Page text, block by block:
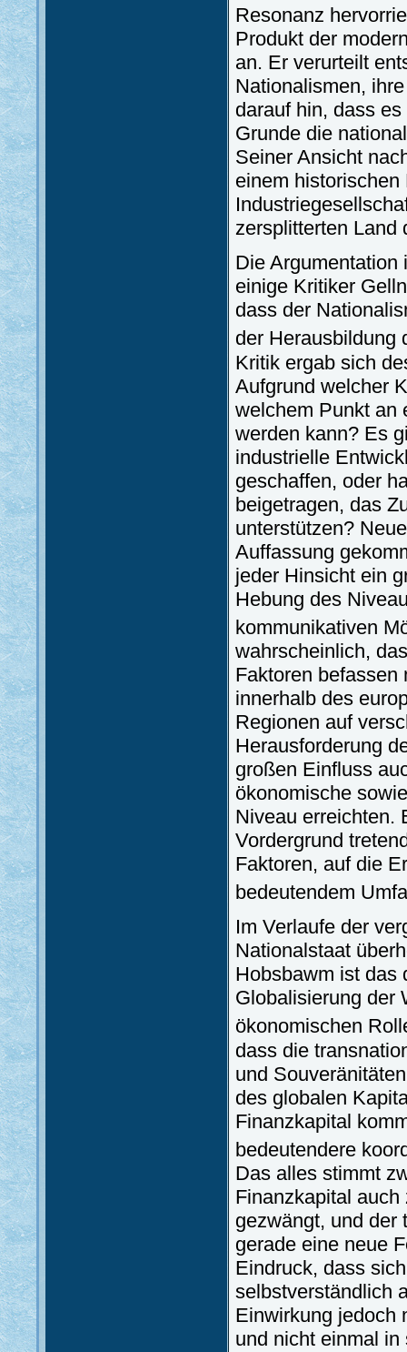
Resonanz
Produkt der
an. Er verurteilt
Nationalismen,
darauf hin, dass
Grunde die
Seiner Ansicht
einem
zersplitterten Land
Die Argumentation
einige Kritiker
dass der
der Herausbildung
Kritik ergab sich
Aufgrund welcher
welchem Punkt an
werden kann? Es
industrielle
geschaffen, oder
beigetragen, das
unterstützen?
Auffassung
jeder Hinsicht ein
Hebung des
kommunikativen
wahrscheinlich,
Faktoren
innerhalb des
Regionen auf
Herausforderung
großen Einfluss
ökonomische
Niveau erreichten.
Vordergrund
Faktoren, auf die
bedeutendem
Im Verlaufe der
Nationalstaat
Hobsbawm ist das
Globalisierung der
ökonomischen
dass die
und
des globalen
Finanzkapital
bedeutendere
Das alles stimmt
Finanzkapital
gezwängt, und der
gerade eine neue
Eindruck, dass
selbstverständlich
Einwirkung jedoch
und nicht einmal